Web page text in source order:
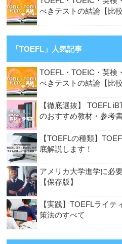
べきテストの結論【比較
「TOEFL」人気記事
TOEFL・TOEIC・英検
べきテストの結論【比較
【徹底選抜】 TOEFL
のおすすめ教材・参考
【TOEFLの種類】
底解説します！
アメリカ大学進学に必
【保存版】
【実践】TOEFLライ
策法のすべて